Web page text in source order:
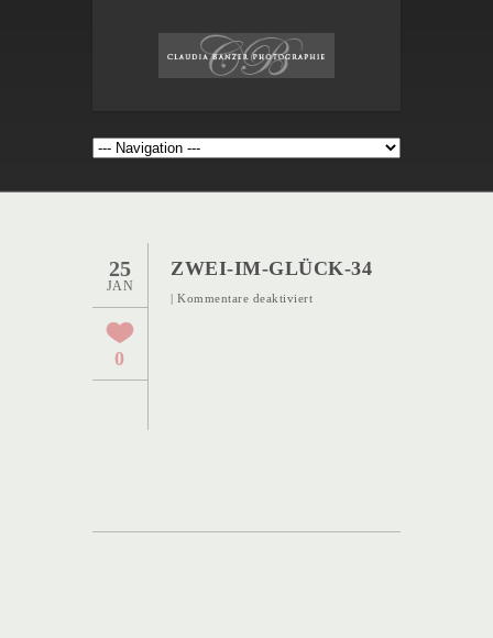
25
JAN
0
ZWEI-IM-GLÜCK-34
| Kommentare deaktiviertfür